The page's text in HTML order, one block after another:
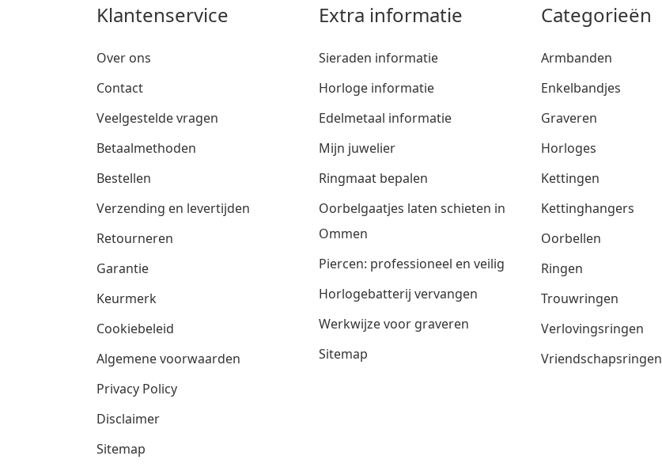
Klantenservice
Over ons
Contact
Veelgestelde vragen
Betaalmethoden
Bestellen
Verzending en levertijden
Retourneren
Garantie
Keurmerk
Cookiebeleid
Algemene voorwaarden
Privacy Policy
Disclaimer
Sitemap
Extra informatie
Sieraden informatie
Horloge informatie
Edelmetaal informatie
Mijn juwelier
Ringmaat bepalen
Oorbelgaatjes laten schieten in
Ommen
Piercen: professioneel en veilig
Horlogebatterij vervangen
Werkwijze voor graveren
Sitemap
Categorieën
Armbanden
Enkelbandjes
Graveren
Horloges
Kettingen
Kettinghangers
Oorbellen
Ringen
Trouwringen
Verlovingsringen
Vriendschapsringen